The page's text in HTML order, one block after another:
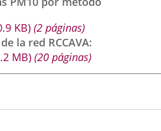
KB) (2 páginas)
la red RCCAVA
MB) (20 páginas)